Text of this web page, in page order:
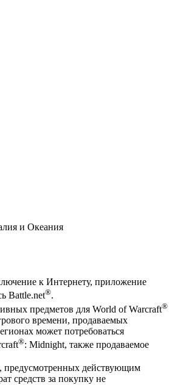
и Океания
к Интернету, приложение
Battle.net®.
предметов для World of Warcraft®
времени, продаваемых
может потребоваться
®: Midnight, также продаваемое
предусмотренных действующим
средств за покупку не